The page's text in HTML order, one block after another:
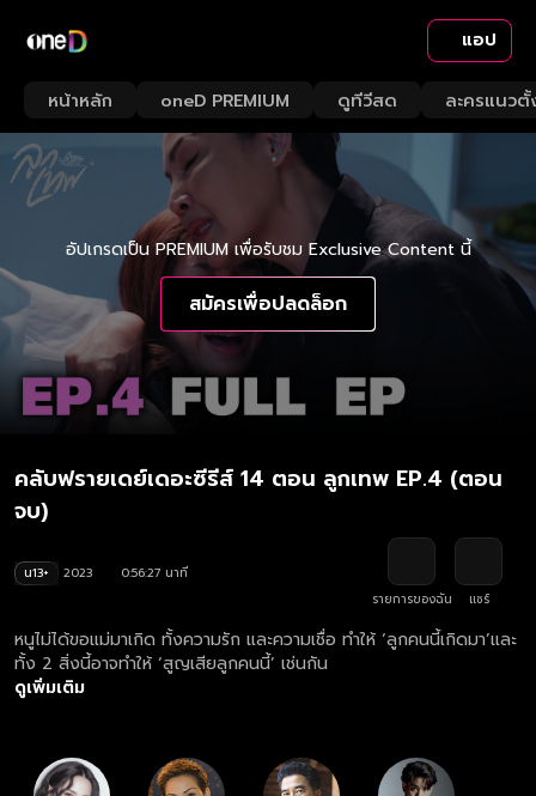
แอป
หน้าหลัก oneD PREMIUM ดูทีวีสด ละครแนวตั้
อัปเกรดเป็น PREMIUM เพื่อรับชม Exclusive Content นี้
สมัครเพื่อปลดล็อก
คลับฟรายเดย์เดอะซีรีส์ 14 ตอน ลูกเทพ EP.4 (ตอน
จบ)
น13+ 2023
0:56:27 นาที
รายการของฉัน
แชร์
หนูไม่ได้ขอแม่มาเกิด ทั้งความรัก และความเชื่อ ทำให้ ‘ลูกคนนี้เกิดมา’และ
ทั้ง 2 สิ่งนี้อาจทำให้ ‘สูญเสียลูกคนนี้’ เช่นกัน
ดูเพิ่มเติม